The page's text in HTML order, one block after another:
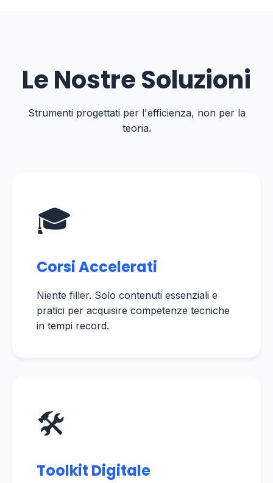
Le Nostre Soluzioni
Strumenti progettati per l'efficienza, non per la
teoria.
🎓
Corsi Accelerati
Niente filler. Solo contenuti essenziali e
pratici per acquisire competenze tecniche
in tempi record.
🛠️
Toolkit Digitale